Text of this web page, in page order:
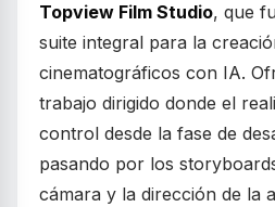
Topview Film Studio, que
suite integral para la
cinematográficos con IA.
trabajo dirigido donde el
control desde la fase de
pasando por los
cámara y la dirección de la